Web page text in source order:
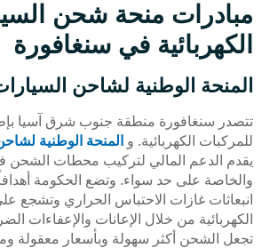
مبادرات منحة شحن
الكهربائية في سنغافورة
المنحة الوطنية لشاحن
تتصدر سنغافورة منطقة جنوب شرق آسيا
للمركبات الكهربائية. و المنحة الوطنية
يقدم الدعم المالي لتركيب محطات الشحن
والخاصة على حد سواء. وتضع الحكومة
انبعاثات غازات الاحتباس الحراري وتشجع
الكهربائية من خلال الإعانات والإعفاءات
تجعل الشحن أكثر سهولة وبأسعار معقولة